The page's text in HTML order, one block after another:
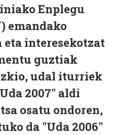
Enplegu
emandako
interesekotzat
guztiak
udal iturriek
2007" aldi
osatu ondoren,
da "Uda 2006"